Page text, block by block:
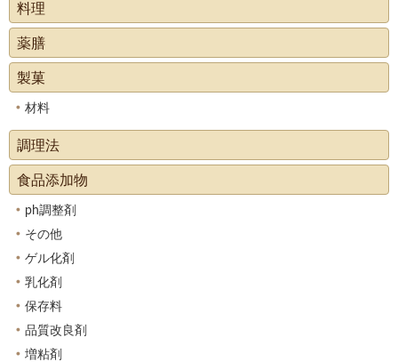
料理
薬膳
製菓
材料
調理法
食品添加物
ph調整剤
その他
ゲル化剤
乳化剤
保存料
品質改良剤
増粘剤